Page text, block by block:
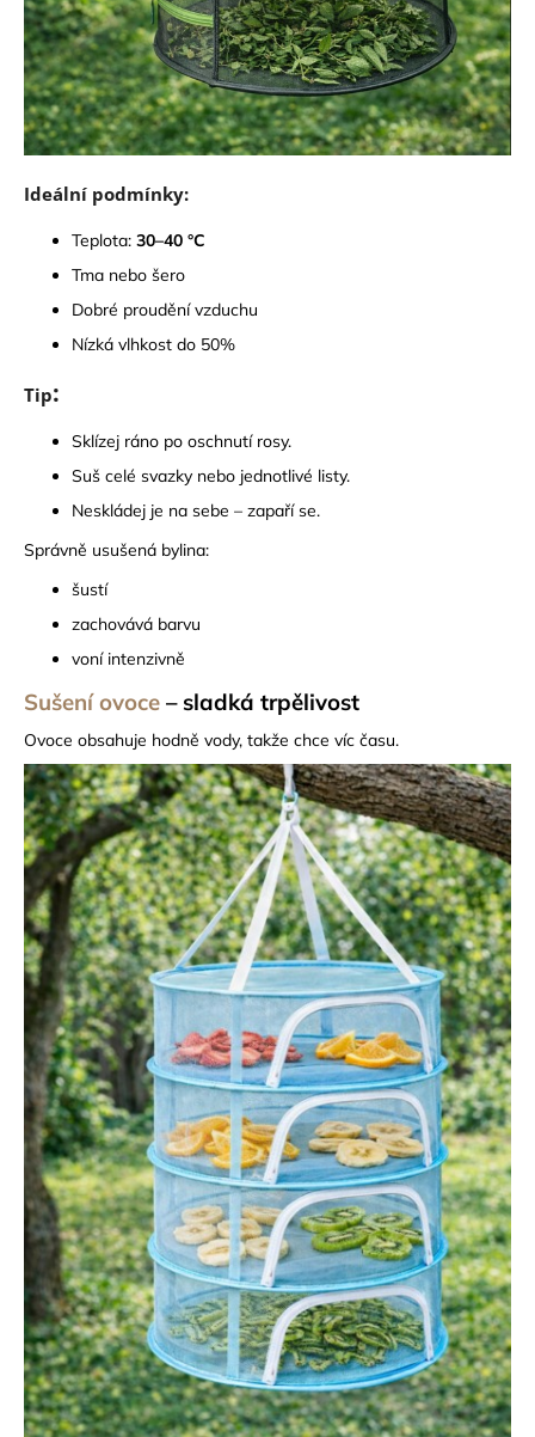
Ideální podmínky:
Teplota: 30–40 °C
Tma nebo šero
Dobré proudění vzduchu
Nízká vlhkost do 50%
Tip:
Sklízej ráno po oschnutí rosy.
Suš celé svazky nebo jednotlivé listy.
Neskládej je na sebe – zapaří se.
Správně usušená bylina:
šustí
zachovává barvu
voní intenzivně
Sušení ovoce – sladká trpělivost
Ovoce obsahuje hodně vody, takže chce víc času.